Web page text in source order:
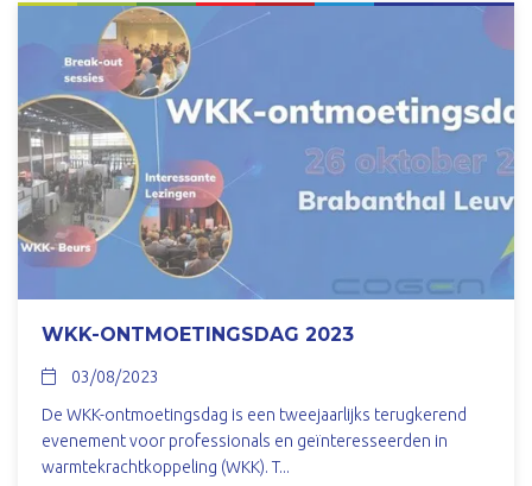
WKK-ONTMOETINGSDAG 2023
03/08/2023
De WKK-ontmoetingsdag is een tweejaarlijks terugkerend
evenement voor professionals en geïnteresseerden in
warmtekrachtkoppeling (WKK). T...